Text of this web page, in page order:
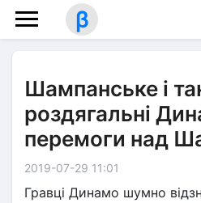
β
Шампанське і
роздягальні
перемоги над
2019-07-29 11:01
Гравці Динамо шумно